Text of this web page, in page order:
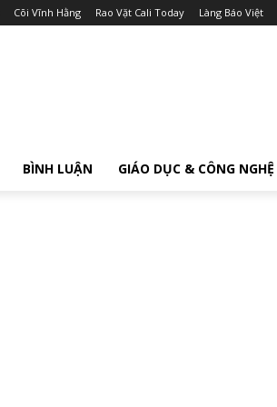
Cõi Vĩnh Hằng Rao Vặt Cali Today Làng Báo Việt
BÌNH LUẬN GIÁO DỤC & CÔNG NGHỆ